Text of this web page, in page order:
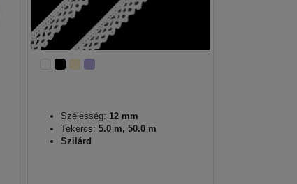
Szélesség: 12 mm
Tekercs: 5.0 m, 50.0 m
Szilárd